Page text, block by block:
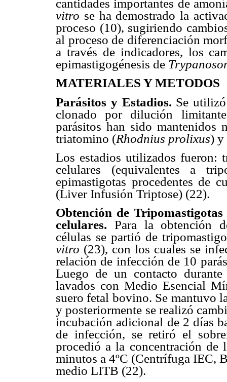
cantidades importantes de
vitro se ha demostrado la
proceso (10), sugiriendo
al proceso de diferenciación
a través de indicadores, los
epimastigogénesis de
MATERIALES Y METODOS
Parásitos y Estadios. Se
clonado por dilución
parásitos han sido mantenidos
triatomino (Rhodnius prolixus) y
Los estadios utilizados fueron:
celulares (equivalentes a
epimastigotas procedentes de
(Liver Infusión Triptose) (22).
Obtención de
celulares. Para la obtención
células se partió de
vitro (23), con los cuales se
relación de infección de 10
Luego de un contacto
lavados con Medio Esencial
suero fetal bovino. Se mantuvo
y posteriormente se realizó
incubación adicional de 2 días
de infección, se retiró el
procedió a la concentración
minutos a 4ºC (Centrífuga IEC,
medio LITB (22).